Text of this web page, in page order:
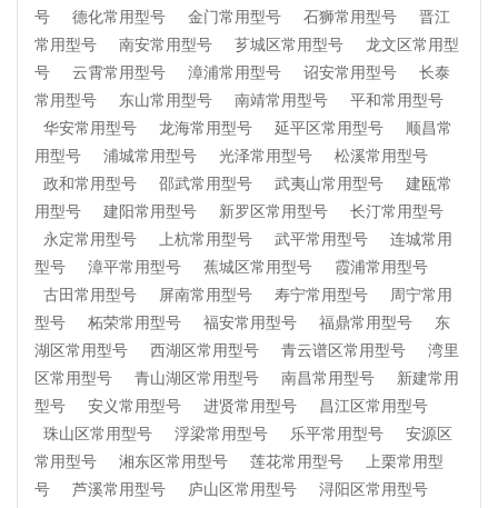
号
德化常用型号 金门常用型号 石狮常用型号
晋江
常用型号
南安常用型号 芗城区常用型号
龙文区常用型
号
云霄常用型号 漳浦常用型号 诏安常用型号
长泰
常用型号
东山常用型号 南靖常用型号
平和常用型号
华安常用型号
龙海常用型号 延平区常用型号
顺昌常
用型号
浦城常用型号 光泽常用型号
松溪常用型号
政和常用型号
邵武常用型号 武夷山常用型号
建瓯常
用型号
建阳常用型号 新罗区常用型号
长汀常用型号
永定常用型号
上杭常用型号 武平常用型号
连城常用
型号
漳平常用型号 蕉城区常用型号
霞浦常用型号
古田常用型号
屏南常用型号 寿宁常用型号
周宁常用
型号
柘荣常用型号 福安常用型号 福鼎常用型号
东
湖区常用型号
西湖区常用型号 青云谱区常用型号
湾里
区常用型号
青山湖区常用型号 南昌常用型号
新建常用
型号
安义常用型号 进贤常用型号
昌江区常用型号
珠山区常用型号
浮梁常用型号 乐平常用型号
安源区
常用型号
湘东区常用型号 莲花常用型号
上栗常用型
号
芦溪常用型号 庐山区常用型号
浔阳区常用型号